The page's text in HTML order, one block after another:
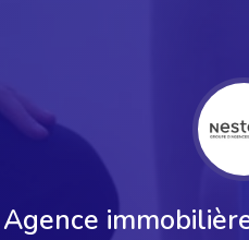
Agence